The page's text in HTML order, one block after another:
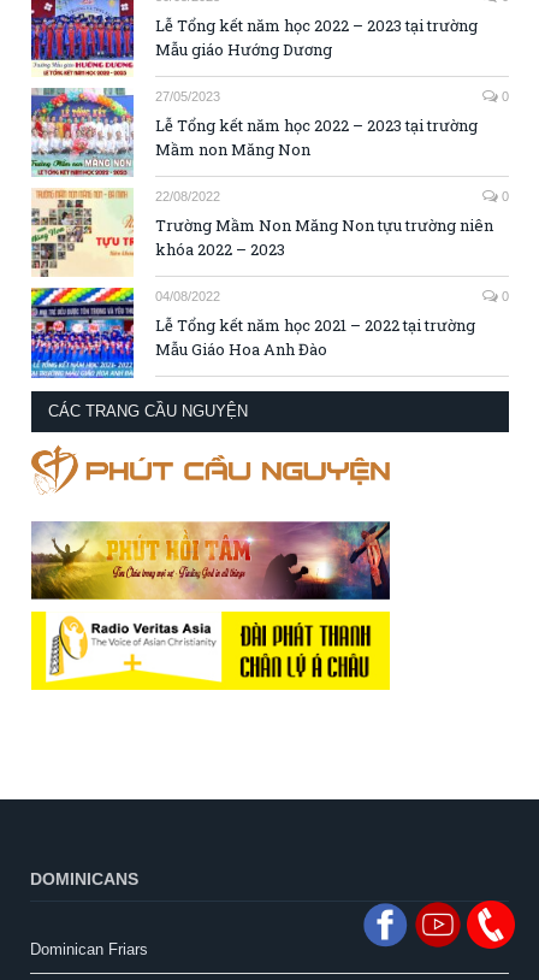
Lễ Tổng kết năm học 2022 – 2023 tại trường
Mẫu giáo Hướng Dương
27/05/2023 0
Lễ Tổng kết năm học 2022 – 2023 tại trường
Mầm non Măng Non
22/08/2022 0
Trường Mầm Non Măng Non tựu trường niên
khóa 2022 – 2023
04/08/2022 0
Lễ Tổng kết năm học 2021 – 2022 tại trường
Mẫu Giáo Hoa Anh Đào
CÁC TRANG CẦU NGUYỆN
DOMINICANS
Dominican Friars